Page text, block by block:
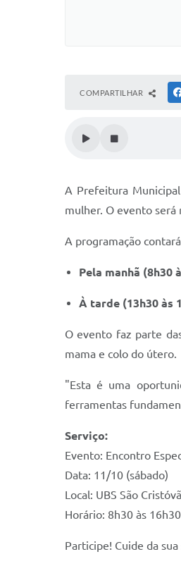
COMPARTILHAR
A Prefeitura
mulher. O evento será
A programação
Pela manhã (8h30
À tarde (13h30 às
O evento faz parte
mama e colo do útero.
"Esta é uma
ferramentas
Serviço:
Evento: Encontro
Data: 11/10 (sábado)
Local: UBS São
Horário: 8h30 às 16h30
Participe! Cuide da sua